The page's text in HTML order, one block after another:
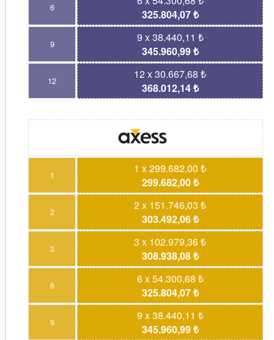
6
325.804,07 ₺
9
9 x 38.440,11 ₺
345.960,99 ₺
12
12 x 30.667,68 ₺
368.012,14 ₺
1
1 x 299.682,00 ₺
299.682,00 ₺
2
2 x 151.746,03 ₺
303.492,06 ₺
3
3 x 102.979,36 ₺
308.938,08 ₺
6
6 x 54.300,68 ₺
325.804,07 ₺
9
9 x 38.440,11 ₺
345.960,99 ₺